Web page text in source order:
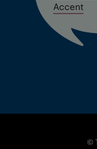
Accent
©